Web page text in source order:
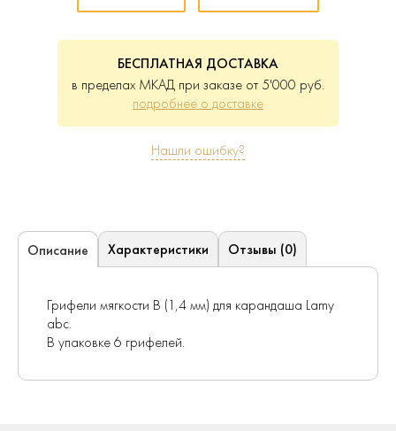
БЕСПЛАТНАЯ ДОСТАВКА
в пределах МКАД при заказе от 5'000 руб.
подробнее о доставке
Нашли ошибку?
Описание Характеристики Отзывы (0)
Грифели мягкости B (1,4 мм) для карандаша Lamy
abc.
В упаковке 6 грифелей.